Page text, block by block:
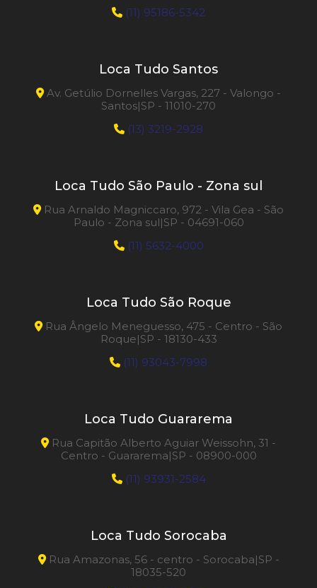
(11) 95186-5342
Loca Tudo Santos
Av. Getúlio Dornelles Vargas, 227 - Valongo -
Santos|SP - 11010-270
(13) 3219-2928
Loca Tudo São Paulo - Zona sul
Rua Arnaldo Magniccaro, 972 - Vila Gea - São
Paulo - Zona sul|SP - 04691-060
(11) 5632-4000
Loca Tudo São Roque
Rua Ângelo Meneguesso, 475 - Centro - São
Roque|SP - 18130-433
(11) 93043-7998
Loca Tudo Guararema
Rua Capitão Alberto Aguiar Weissohn, 31 -
Centro - Guararema|SP - 08900-000
(11) 93931-2584
Loca Tudo Sorocaba
Rua Amazonas, 56 - centro - Sorocaba|SP -
18035-520